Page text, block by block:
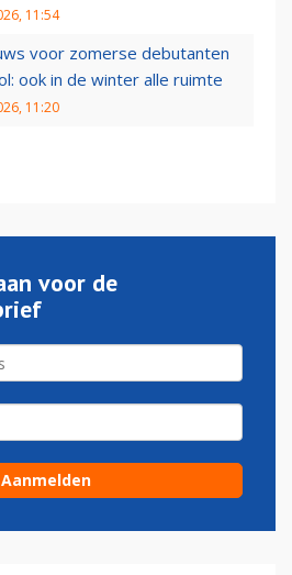
11:54
voor zomerse debutanten
ook in de winter alle ruimte
11:20
voor de